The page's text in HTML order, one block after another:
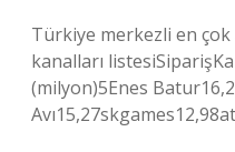
Türkiye merkezli en
kanalları
(milyon)5Enes